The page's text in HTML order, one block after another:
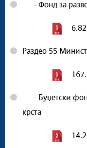
- Фонд за
Раздео 55
- Буџетски
крста